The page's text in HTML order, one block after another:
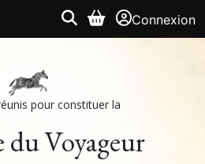
Connexion
pour constituer la
Voyageur